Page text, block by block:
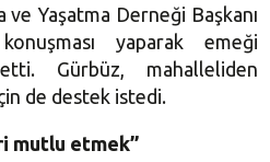
ve Yaşatma Derneği Başkanı
yaparak emeği
Gürbüz, mahalleliden
de destek istedi.
mutlu etmek”